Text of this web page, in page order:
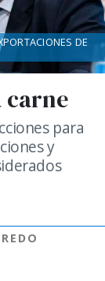
carne
para
y
DE